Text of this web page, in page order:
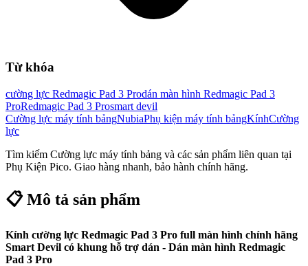
Từ khóa
cường lực Redmagic Pad 3 Prodán màn hình Redmagic Pad 3
ProRedmagic Pad 3 Prosmart devil
Cường lực máy tính bảngNubiaPhụ kiện máy tính bảngKínhCường
lực
Tìm kiếm Cường lực máy tính bảng và các sản phẩm liên quan tại
Phụ Kiện Pico. Giao hàng nhanh, bảo hành chính hãng.
📋 Mô tả sản phẩm
Kính cường lực Redmagic Pad 3 Pro full màn hình chính hãng
Smart Devil có khung hỗ trợ dán - Dán màn hình Redmagic
Pad 3 Pro